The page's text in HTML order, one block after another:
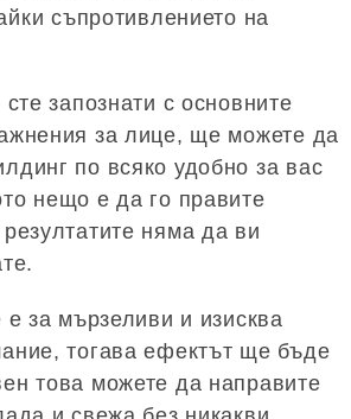
съпротивлението на
запознати с основните
за лице, ще можете да
по всяко удобно за вас
нещо е да го правите
няма да ви
е за мързеливи и изисква
тогава ефектът ще бъде
това можете да направите